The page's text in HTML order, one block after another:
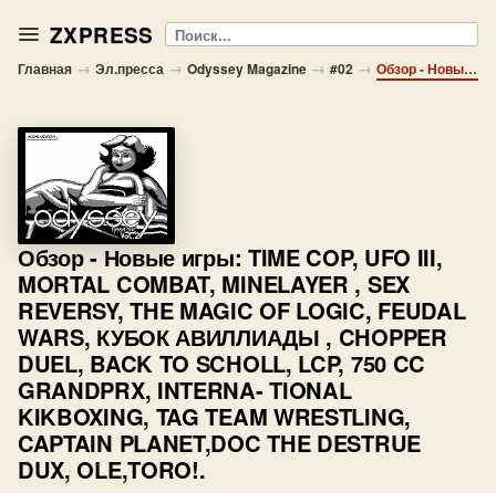
ZXPRESS Поиск
Главная → Эл.пресса → Odyssey Magazine → #02 → Обзор - Новые игры: TIME COP, UFO III, MORTAL COMBAT, MINELAYER , SEX REVERSY, THE MAGIC OF LOGIC, FEUDAL WARS, КУБОК АВИЛЛИАДЫ , CHOPPER DUEL, BACK TO SCHOLL, LCP, 750 CC GRANDPRX, INTERNA- TIONAL KIKBOXING, TAG TEAM WRESTLING, CAPTAIN PLANET,DOC THE DESTRUE DUX, OLE,TORO!.
Обзор- Новые игры: TIME COP, UFO III,
MORTAL COMBAT, MINELAYER , SEX
REVERSY, THE MAGIC OF LOGIC, FEUDAL
WARS, КУБОК АВИЛЛИАДЫ , CHOPPER
DUEL, BACK TO SCHOLL, LCP, 750 CC
GRANDPRX, INTERNA- TIONAL
KIKBOXING, TAG TEAM WRESTLING,
CAPTAIN PLANET,DOC THE DESTRUE
DUX, OLE,TORO!.